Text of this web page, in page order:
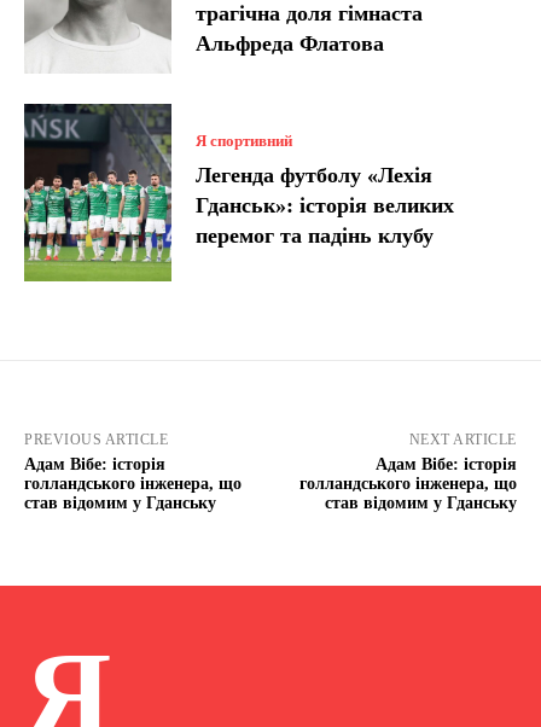
трагічна доля гімнаста
Альфреда Флатова
Я спортивний
Легенда футболу «Лехія
Гданськ»: історія великих
перемог та падінь клубу
PREVIOUS ARTICLE
Адам Вібе: історія
голландського інженера, що
став відомим у Гданську
NEXT ARTICLE
Адам Вібе: історія
голландського інженера, що
став відомим у Гданську
Я